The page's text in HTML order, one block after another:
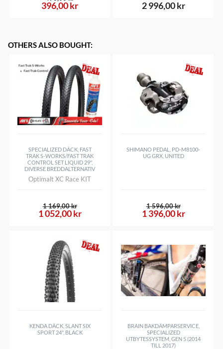
396,00 kr 2 996,00 kr
OTHERS ALSO BOUGHT:
SPECIALIZED DÄCK, FAST
TRAK S-WORKS/FAST TRAK
CONTROL SET LIQUID 29",
DIVERSE BREDDALTERNATIV
Optimalt XC Race KIT
1 052,00 kr
1 169,00 kr
SHIMANO PEDAL, PD-M8100-
UG GRX, UNITED
1 396,00 kr
1 596,00 kr
KENDA DÄCK, SLANT SIX
SPORT 24", BLACK
BRAIN BAKDÄMPARSERVICE,
SPECIALIZED
UTBYTESSYSTEM, GEN 5 (2014
TILL 2017)